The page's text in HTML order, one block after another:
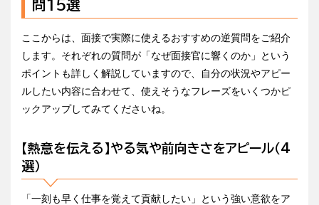
問15選
ここからは、面接で実際に使えるおすすめの逆質問をご紹介
します。それぞれの質問が「なぜ面接官に響くのか」という
ポイントも詳しく解説していますので、自分の状況やアピー
ルしたい内容に合わせて、使えそうなフレーズをいくつかピ
ックアップしてみてくださいね。
【熱意を伝える】やる気や前向きさをアピール（4
選）
「一刻も早く仕事を覚えて貢献したい」という強い意欲をア